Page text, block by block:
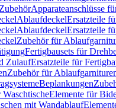
Apparateanschlüsse
AblaufdeckelErsatzteile
AblaufdeckelErsatzteile
Zubehör für
Fertigbausets für
ZulaufErsatzteile für
Zubehör für
Beplankungen
Elemente für
mit Wandablauf